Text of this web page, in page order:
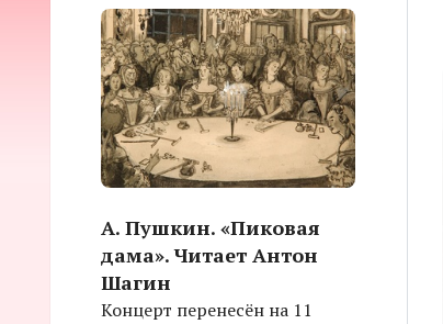
А. Пушкин. «Пиковая
дама». Читает Антон
Шагин
Концерт перенесён на 11